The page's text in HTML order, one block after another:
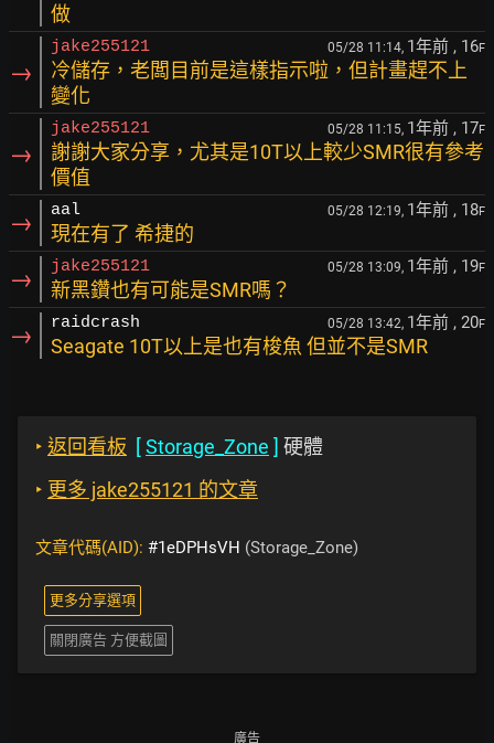
做
→
jake255121 05/28 11:14, 1年前 , 16F
冷儲存，老闆目前是這樣指示啦，但計畫趕不上
變化
→
jake255121 05/28 11:15, 1年前 , 17F
謝謝大家分享，尤其是10T以上較少SMR很有參考
價值
→ aal 05/28 12:19, 1年前 , 18F
現在有了 希捷的
→ jake255121 05/28 13:09, 1年前 , 19F
新黑鑽也有可能是SMR嗎？
→ raidcrash 05/28 13:42, 1年前 , 20F
Seagate 10T以上是也有梭魚 但並不是SMR
‣ 返回看板 [Storage_Zone ] 硬體
‣ 更多 jake255121 的文章
文章代碼(AID): #1eDPHsVH (Storage_Zone)
更多分享選項
關閉廣告 方便截圖
廣告